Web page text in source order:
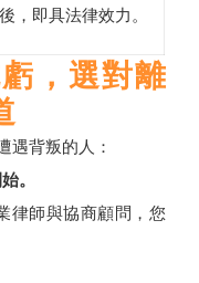
，即具法律效力。
，選對離
遇背叛的人：
。
律師與協商顧問，您